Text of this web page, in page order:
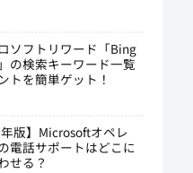
ソフトリワード「Bing
の検索キーワード一覧
トを簡単ゲット！
年版】Microsoftオペレ
電話サポートはどこに
せる？